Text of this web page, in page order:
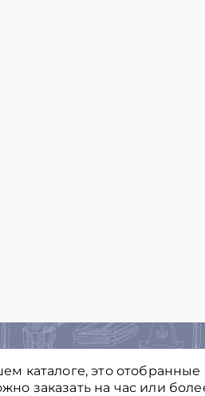
каталоге, это отобранные
заказать на час или